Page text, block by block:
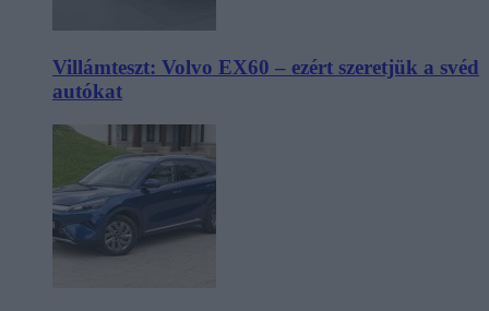
Villámteszt: Volvo EX60 – ezért szeretjük a svéd
autókat